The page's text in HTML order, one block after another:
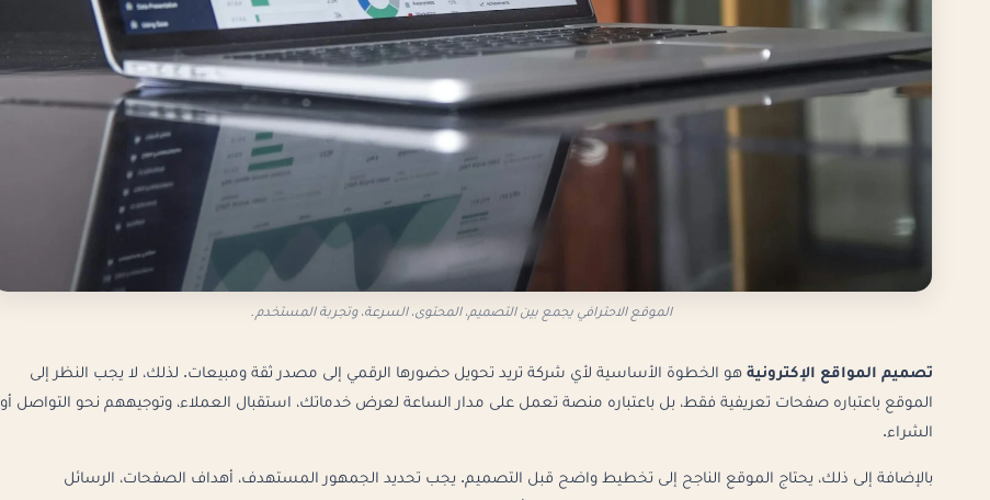
الموقع الاحترافي يجمع بين التصميم، المحتوى، السرعة، وتجربة المستخدم.
تصميم المواقع الإكترونية هو الخطوة الأساسية لأي شركة تريد تحويل حضورها الرقمي إلى مصدر ثقة ومبيعات. لذلك، لا يجب النظر إلى
الموقع باعتباره صفحات تعريفية فقط، بل باعتباره منصة تعمل على مدار الساعة لعرض خدماتك، استقبال العملاء، وتوجيههم نحو التواصل أو
الشراء.
بالإضافة إلى ذلك، يحتاج الموقع الناجح إلى تخطيط واضح قبل التصميم. يجب تحديد الجمهور المستهدف، أهداف الصفحات، الرسائل